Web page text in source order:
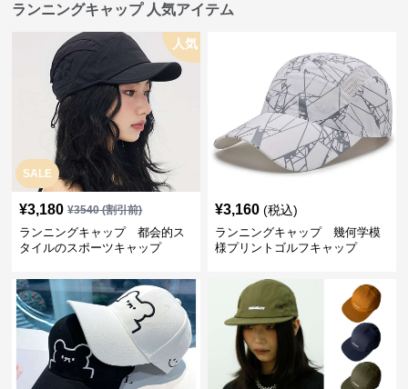
ランニングキャップ 人気アイテム
SALE
人気
¥3,180 ¥3540(割引前)
ランニングキャップ 都会的ス
タイルのスポーツキャップ
¥3,160 (税込)
ランニングキャップ 幾何学模
様プリントゴルフキャップ